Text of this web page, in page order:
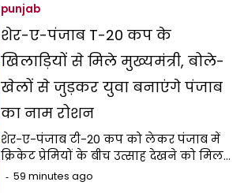
punjab
शेर-ए-पंजाब T-20 कप के
खिलाड़ियों से मिले मुख्यमंत्री, बोले-
खेलों से जुड़कर युवा बनाएंगे पंजाब
का नाम रोशन
शेर-ए-पंजाब टी-20 कप को लेकर पंजाब में
क्रिकेट प्रेमियों के बीच उत्साह देखने को मिल…
59 minutes ago